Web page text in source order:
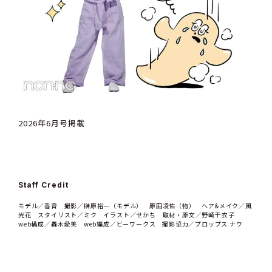
2026年6月号掲載
Staff Credit
モデル／香音 撮影／榊原裕一（モデル） 原田凌佑（物） ヘア&メイク／風
光花 スタイリスト／ミク イラスト／せかち 取材・原文／野崎千衣子
web構成／轟木愛美 web編成／ビーワークス 撮影協力／プロップス ナウ